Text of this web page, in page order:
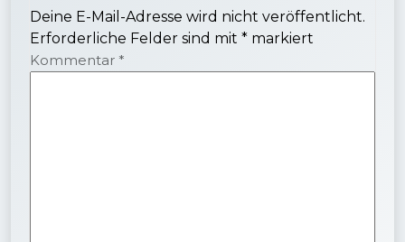
Deine E-Mail-Adresse wird nicht veröffentlicht.
Erforderliche Felder sind mit * markiert
Kommentar *